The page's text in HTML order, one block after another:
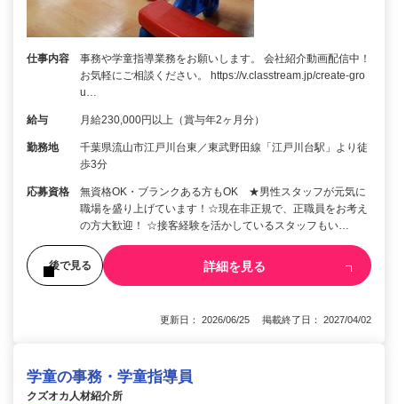
仕事内容
事務や学童指導業務をお願いします。 会社紹介動画配信中！
お気軽にご相談ください。 https://v.classtream.jp/create-gro
u…
給与 月給230,000円以上（賞与年2ヶ月分）
勤務地
千葉県流山市江戸川台東／東武野田線「江戸川台駅」より徒
歩3分
応募資格
無資格OK・ブランクある方もOK ★男性スタッフが元気に
職場を盛り上げています！☆現在非正規で、正職員をお考え
の方大歓迎！ ☆接客経験を活かしているスタッフもい…
後で見る 詳細を見る
更新日： 2026/06/25 掲載終了日： 2027/04/02
学童の事務・学童指導員
クズオカ人材紹介所